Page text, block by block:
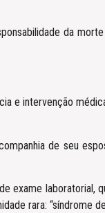
da
e intervenção
de seu
exame laboratorial,
rara: “síndrome